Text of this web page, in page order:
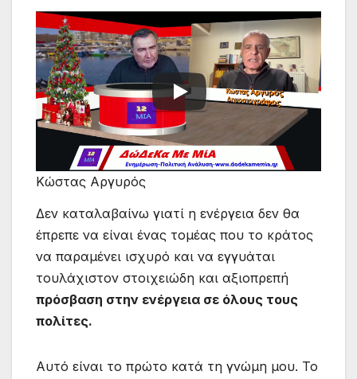
Κώστας Αργυρός
Δεν καταλαβαίνω γιατί η ενέργεια δεν θα
έπρεπε να είναι ένας τομέας που το κράτος
να παραμένει ισχυρό και να εγγυάται
τουλάχιστον στοιχειώδη και αξιοπρεπή
πρόσβαση στην ενέργεια σε όλους τους
πολίτες.
Αυτό είναι το πρώτο κατά τη γνώμη μου. Το